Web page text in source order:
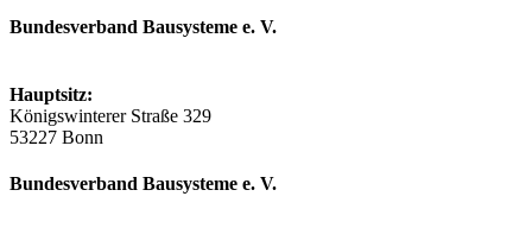
Bundesverband Bausysteme e. V.
Hauptsitz:
Königswinterer Straße 329
53227 Bonn
Bundesverband Bausysteme e. V.